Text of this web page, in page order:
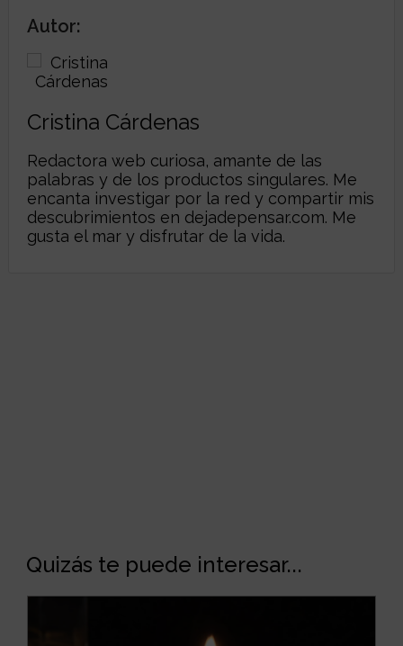
Autor:
Cristina Cárdenas
Redactora web curiosa, amante de las
palabras y de los productos singulares. Me
encanta investigar por la red y compartir mis
descubrimientos en dejadepensar.com. Me
gusta el mar y disfrutar de la vida.
Quizás te puede interesar...